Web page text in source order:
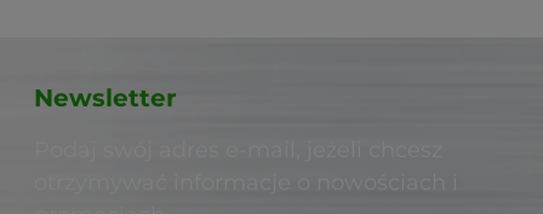
Newsletter